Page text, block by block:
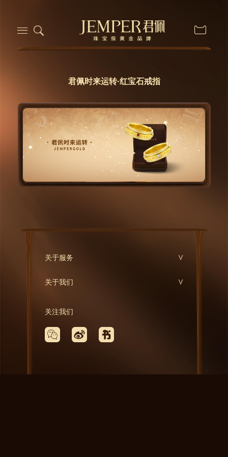
君佩时来运转·红宝石戒指
关于服务
关于我们
关注我们